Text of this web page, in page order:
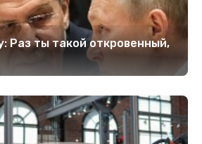
Раз ты такой откровенный,